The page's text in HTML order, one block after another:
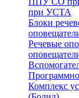
при УСТА
Блоки
Речевые
Комплекс